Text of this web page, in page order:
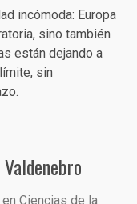
incómoda: Europa
sino también
están dejando a
sin
Ciencias de la